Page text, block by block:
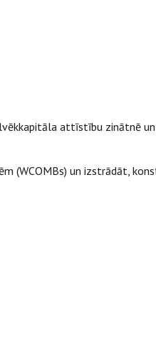
attīstību zinātnē
(WCOMBs) un izstrādāt,